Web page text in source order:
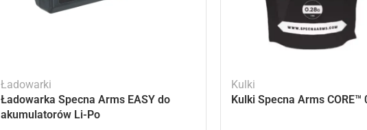
Ładowarki
Ładowarka Specna Arms EASY do
akumulatorów Li-Po
Kulki
Kulki Specna Arms CORE™